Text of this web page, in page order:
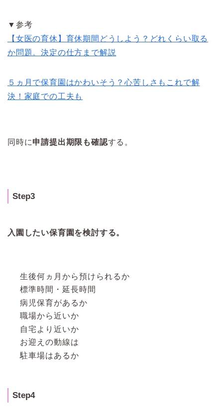
▼参考
【女医の育休】育休期間どうしよう？どれくらい取る
か問題。決定の仕方まで解説
５ヵ月で保育園はかわいそう？心苦しさもこれで解
決！家庭での工夫も
同時に申請提出期限も確認する。
Step3
入園したい保育園を検討する。
生後何ヵ月から預けられるか
標準時間・延長時間
病児保育があるか
職場から近いか
自宅より近いか
お迎えの動線は
駐車場はあるか
Step4